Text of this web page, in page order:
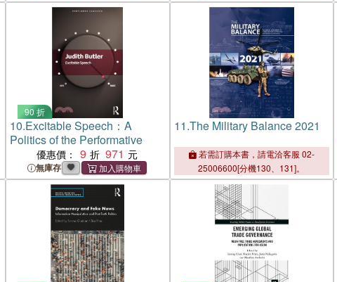
90 折
10.Excitable Speech：A
Politics of the Performative
優惠價： 9 971
無庫存
11.The Military Balance 2021
若需訂購本書，請電洽客服 02-
25006600[分機130、131]。